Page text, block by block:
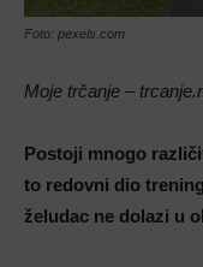
Foto: pexels.com
Moje trčanje –
Postoji mnogo
to redovni dio
želudac ne dolazi u